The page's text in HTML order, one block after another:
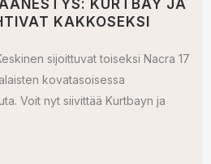
KURTBAY JA
KAKKOSEKSI
sijoittuvat toiseksi Nacra 17
kovatasoisessa
Voit nyt siivittää Kurtbayn ja